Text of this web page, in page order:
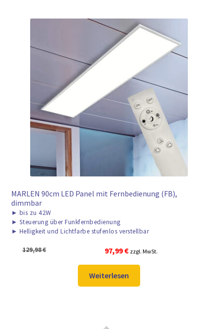
MARLEN 90cm LED Panel mit Fernbedienung (FB),
dimmbar
► bis zu 42W
► Steuerung über Funkfernbedienung
► Helligkeit und Lichtfarbe stufenlos verstellbar
129,98€
Ursprünglicher
war:
129,98 €
97,99€Aktueller
ist:
97,99 €.
zzgl. MwSt.
Weiterlesen